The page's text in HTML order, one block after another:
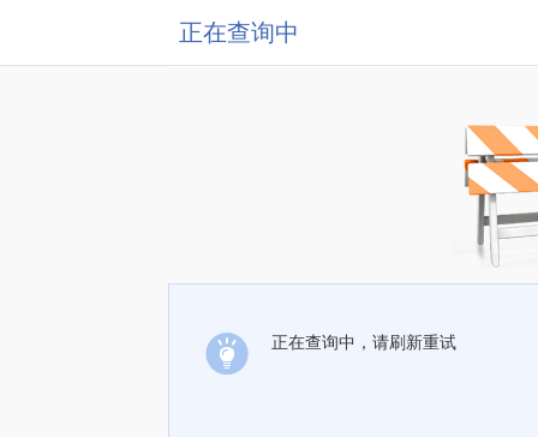
正在查询中
正在查询中，请刷新重试